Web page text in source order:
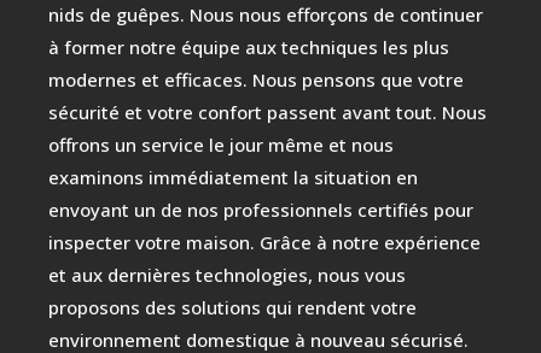
nids de guêpes. Nous nous efforçons de continuer
à former notre équipe aux techniques les plus
modernes et efficaces. Nous pensons que votre
sécurité et votre confort passent avant tout. Nous
offrons un service le jour même et nous
examinons immédiatement la situation en
envoyant un de nos professionnels certifiés pour
inspecter votre maison. Grâce à notre expérience
et aux dernières technologies, nous vous
proposons des solutions qui rendent votre
environnement domestique à nouveau sécurisé.